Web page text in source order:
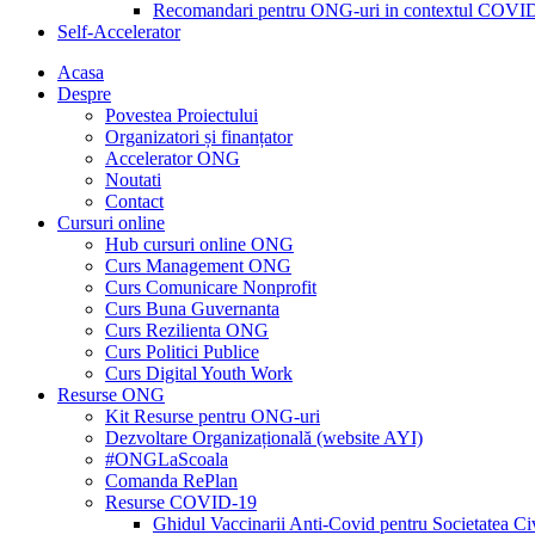
Recomandari pentru ONG-uri in contextul
Self-Accelerator
Acasa
Despre
Povestea Proiectului
Organizatori și finanțator
Accelerator ONG
Noutati
Contact
Cursuri online
Hub cursuri online ONG
Curs Management ONG
Curs Comunicare Nonprofit
Curs Buna Guvernanta
Curs Rezilienta ONG
Curs Politici Publice
Curs Digital Youth Work
Resurse ONG
Kit Resurse pentru ONG-uri
Dezvoltare Organizațională (website AYI)
#ONGLaScoala
Comanda RePlan
Resurse COVID-19
Ghidul Vaccinarii Anti-Covid pentru Societatea